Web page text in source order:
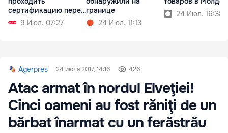
сертификацию перед
продажей
9 Июл. 07:27
границе
24 Июл. 11:13
24 Июл. 16:38
Agerpres 24 июля 2017, 14:16 426
Atac armat în nordul Elveţiei!
Cinci oameni au fost răniţi de un
bărbat înarmat cu un ferăstrău